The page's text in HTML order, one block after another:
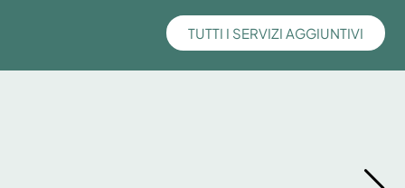
TUTTI I SERVIZI AGGIUNTIVI